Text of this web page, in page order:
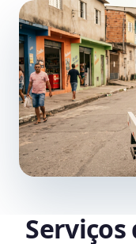
Serviços